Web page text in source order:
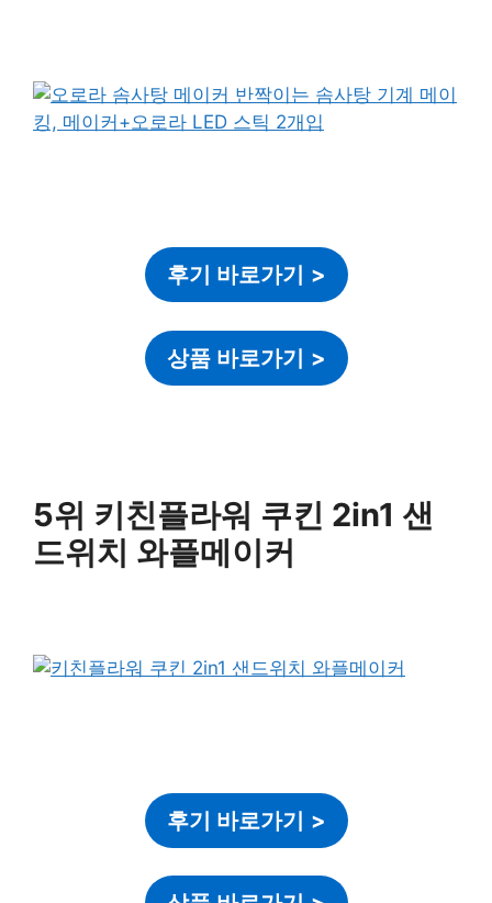
후기 바로가기 >
상품 바로가기 >
5위 키친플라워 쿠킨 2in1 샌
드위치 와플메이커
후기 바로가기 >